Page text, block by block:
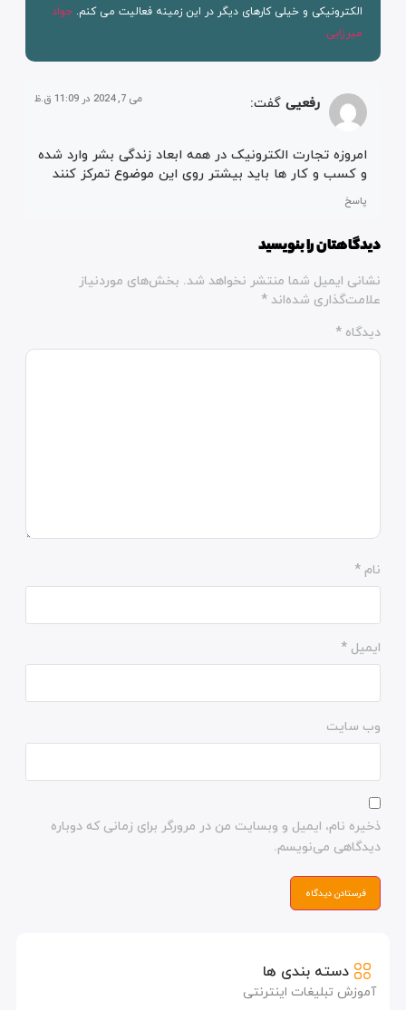
دسته بندی ها
آموزش تبلیغات اینترنتی
الکترونیکی و خیلی کارهای دیگر در این زمینه فعالیت می کنم. جواد
میرزایی
رفعیی گفت: می 7, 2024 در 11:09 ق.ظ
امروزه تجارت الکترونیک در همه ابعاد زندگی بشر وارد شده
و کسب و کار ها باید بیشتر روی این موضوع تمرکز کنند
پاسخ
دیدگاهتان را بنویسید
نشانی ایمیل شما منتشر نخواهد شد. بخش‌های موردنیاز
علامت‌گذاری شده‌اند *
دیدگاه *
نام *
ایمیل *
وب‌ سایت
ذخیره نام، ایمیل و وبسایت من در مرورگر برای زمانی که دوباره
دیدگاهی می‌نویسم.